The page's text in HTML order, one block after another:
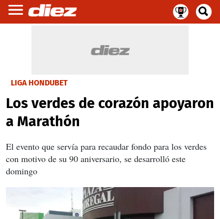
LIGA HONDUBET
Los verdes de corazón apoyaron
a Marathón
El evento que servía para recaudar fondo para los verdes
con motivo de su 90 aniversario, se desarrolló este
domingo